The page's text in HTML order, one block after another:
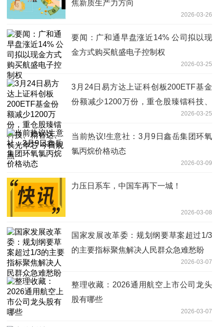
焦新质生产力方向
2026-03-26
要闻：广和通早盘涨近14% 公司拟以现
金方式购买航盛电子控制权
2026-03-25
3月24日易方达上证科创板200ETF基金
份额减少1200万份，重仓股臻镭科技、
2026-03-25
当前热议!生意社：3月9日鑫岳集团环氧
氯丙烷价格动态
2026-03-09
力压日系车，中国车再下一城！
2026-03-08
国家发展改革委：规划纲要草案超过1/3
的主要指标聚焦解决人民群众急难愁盼
2026-03-07
整理收藏：2026通用航空上市公司龙头
股有哪些
2026-03-07